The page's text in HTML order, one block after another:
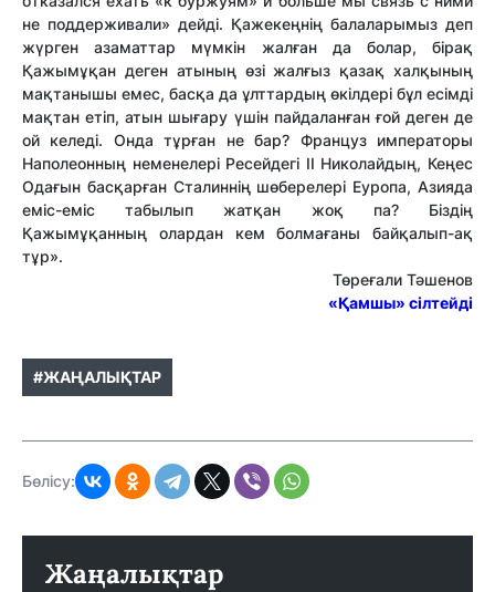
не поддерживали» дейді. Қажекеңнің балаларымыз деп
жүрген азаматтар мүмкін жалған да болар, бірақ
Қажымұқан деген атының өзі жалғыз қазақ халқының
мақтанышы емес, басқа да ұлттардың өкілдері бұл есімді
мақтан етіп, атын шығару үшін пайдаланған ғой деген де
ой келеді. Онда тұрған не бар? Француз императоры
Наполеонның неменелері Ресейдегі II Николайдың, Кеңес
Одағын басқарған Сталиннің шөберелері Еуропа, Азияда
еміс-еміс табылып жатқан жоқ па? Біздің
Қажымұқанның олардан кем болмағаны байқалып-ақ
тұр».
Төреғали Тәшенов
«Қамшы» сілтейді
#ЖАҢАЛЫҚТАР
Бөлісу:
Жаңалықтар